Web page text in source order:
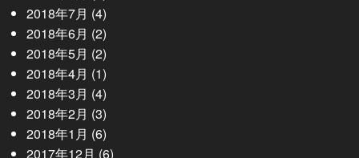
2018年7月 (4)
2018年6月 (2)
2018年5月 (2)
2018年4月 (1)
2018年3月 (4)
2018年2月 (3)
2018年1月 (6)
2017年12月 (6)